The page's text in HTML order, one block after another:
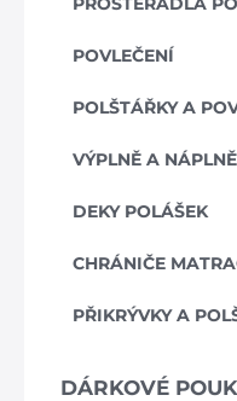
POVLEČENÍ
POLŠTÁŘKY A
VÝPLNĚ A
DEKY POLÁŠEK
CHRÁNIČE
PŘIKRÝVKY A
DÁRKOVÉ